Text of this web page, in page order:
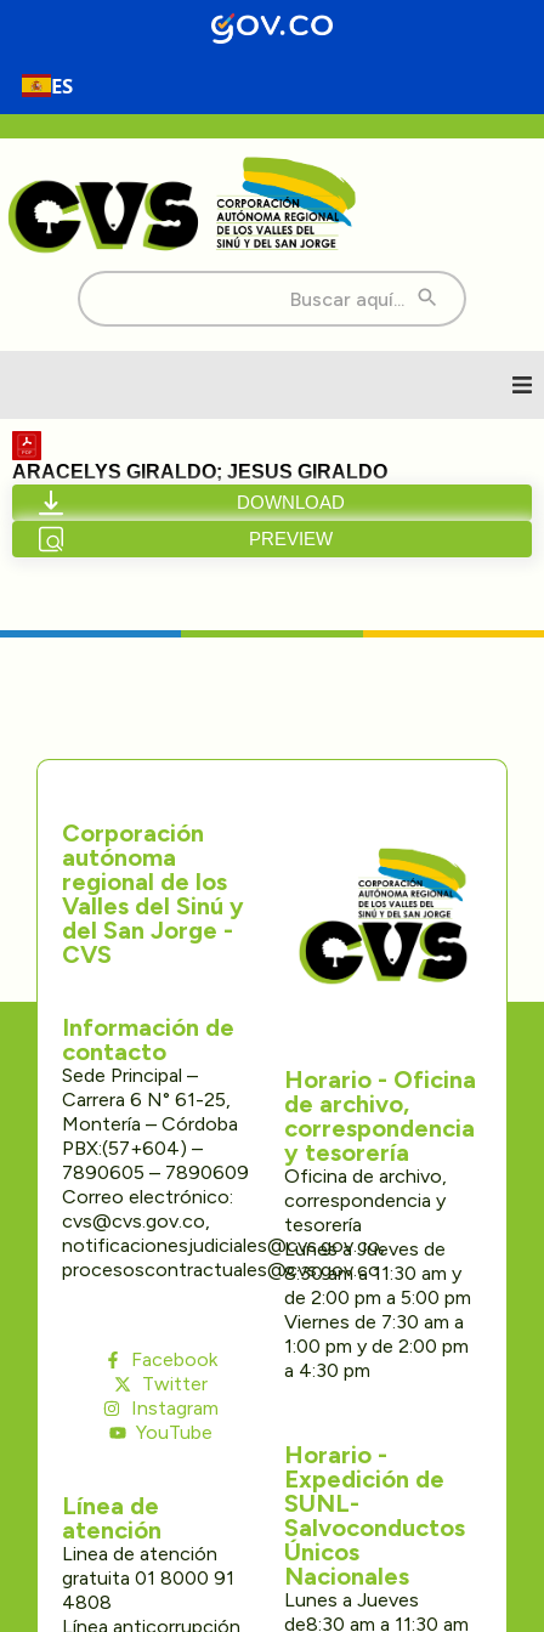
ES
Buscar:
Inicio
Nosotros
Transparencia
Participa
Trámites y Servicios
Contáctenos
ARACELYS GIRALDO; JESUS GIRALDO
DOWNLOAD
PREVIEW
Corporación
autónoma
regional de los
Valles del Sinú y
del San Jorge -
CVS
Información de
contacto
Sede Principal –
Carrera 6 N° 61-25,
Montería – Córdoba
PBX:(57+604) –
7890605 – 7890609
Correo electrónico:
cvs@cvs.gov.co,
notificacionesjudiciales@cvs.gov.co,
procesoscontractuales@cvs.gov.co
Facebook
Twitter
Instagram
YouTube
Línea de
atención
Linea de atención
gratuita 01 8000 91
4808
Línea anticorrupción
Horario - Oficina
de archivo,
correspondencia
y tesorería
Oficina de archivo,
correspondencia y
tesorería
Lunes a Jueves de
8:30 am a 11:30 am y
de 2:00 pm a 5:00 pm
Viernes de 7:30 am a
1:00 pm y de 2:00 pm
a 4:30 pm
Horario -
Expedición de
SUNL-
Salvoconductos
Únicos
Nacionales
Lunes a Jueves
de8:30 am a 11:30 am